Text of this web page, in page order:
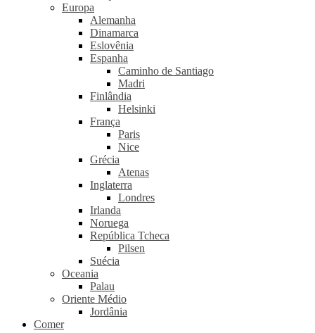
Europa
Alemanha
Dinamarca
Eslovênia
Espanha
Caminho de Santiago
Madri
Finlândia
Helsinki
França
Paris
Nice
Grécia
Atenas
Inglaterra
Londres
Irlanda
Noruega
República Tcheca
Pilsen
Suécia
Oceania
Palau
Oriente Médio
Jordânia
Comer